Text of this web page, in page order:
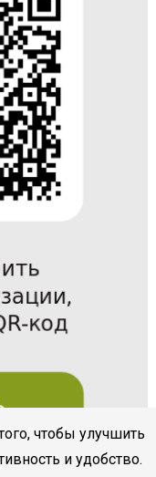
чтобы улучшить
и удобство.